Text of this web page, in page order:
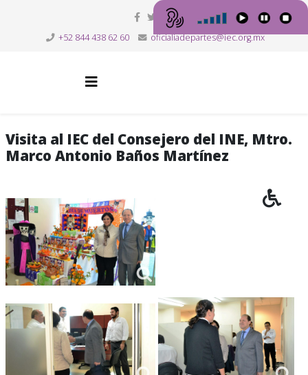
+52 844 438 62 60 oficialiadepartes@iec.org.mx
Visita al IEC del Consejero del INE, Mtro.
Marco Antonio Baños Martínez